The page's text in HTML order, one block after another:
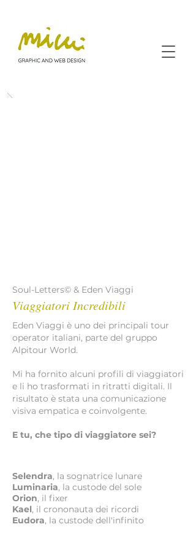
Soul-Letters© & Eden Viaggi
Viaggiatori Incredibili
Eden Viaggi è uno dei principali tour
operator italiani, parte del gruppo
Alpitour World.
Mi ha fornito alcuni profili di viaggiatori
e li ho trasformati in ritratti digitali. Il
risultato è stata una comunicazione
visiva empatica e coinvolgente.
E tu, che tipo di viaggiatore sei?
Selendra, la sognatrice lunare
Luminaria, la custode del sole
Orion, il fixer
Kael, il crononauta dei ricordi
Eudora, la custode dell'infinito